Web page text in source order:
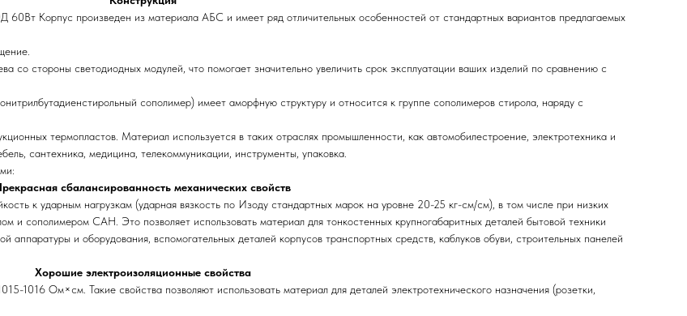
Корпус произведен из материала АБС и имеет ряд отличительных особенностей от стандартных вариантов предлагаемых
со стороны светодиодных модулей, что помогает значительно увеличить срок эксплуатации ваших изделий по сравнению с
сополимер) имеет аморфную структуру и относится к группе сополимеров стирола, наряду с
термопластов. Материал используется в таких отраслях промышленности, как автомобилестроение, электротехника и
сантехника, медицина, телекоммуникации, инструменты, упаковка.
сбалансированность механических свойств
к ударным нагрузкам (ударная вязкость по Изоду стандартных марок на уровне 20-25 кг-см/см), в том числе при низких
и сополимером САН. Это позволяет использовать материал для тонкостенных крупногабаритных деталей бытовой техники
аппаратуры и оборудования, вспомогательных деталей корпусов транспортных средств, каблуков обуви, строительных панелей
Хорошие электроизоляционные свойства
1016 Ом×см. Такие свойства позволяют использовать материал для деталей электротехнического назначения (розетки,